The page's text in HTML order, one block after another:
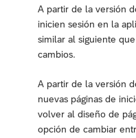
A partir de la versión
inicien sesión en la
similar al siguiente
cambios.
A partir de la versión
nuevas páginas de
volver al diseño de
opción de cambiar